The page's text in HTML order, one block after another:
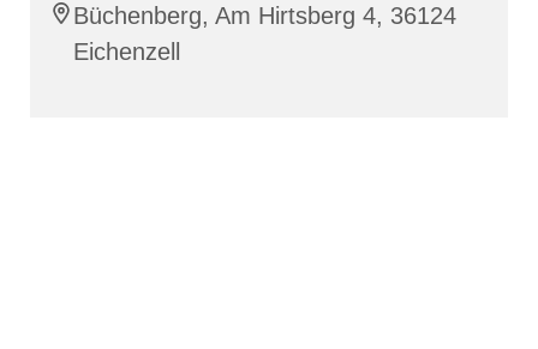
Büchenberg, Am Hirtsberg 4, 36124
Eichenzell